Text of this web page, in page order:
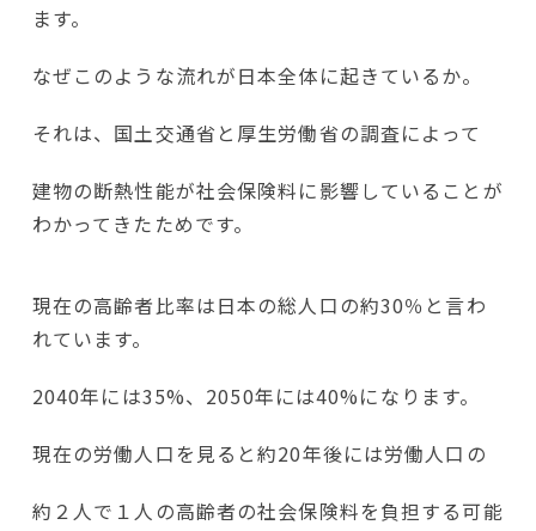
ます。
なぜこのような流れが日本全体に起きているか。
それは、国土交通省と厚生労働省の調査によって
建物の断熱性能が社会保険料に影響していることが
わかってきたためです。
現在の高齢者比率は日本の総人口の約30％と言わ
れています。
2040年には35%、2050年には40%になります。
現在の労働人口を見ると約20年後には労働人口の
約２人で１人の高齢者の社会保険料を負担する可能